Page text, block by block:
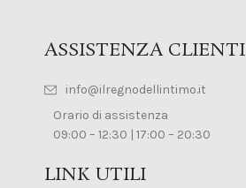
ASSISTENZA CLIENTI
info@ilregnodellintimo.it
Orario di assistenza
09:00 – 12:30 | 17:00 – 20:30
LINK UTILI